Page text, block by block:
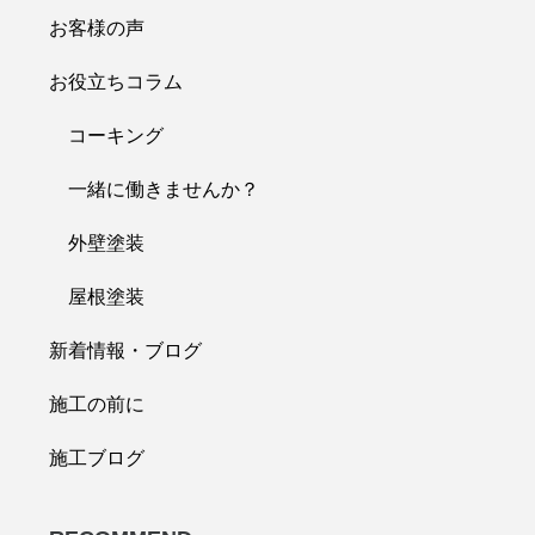
お客様の声
お役立ちコラム
コーキング
一緒に働きませんか？
外壁塗装
屋根塗装
新着情報・ブログ
施工の前に
施工ブログ